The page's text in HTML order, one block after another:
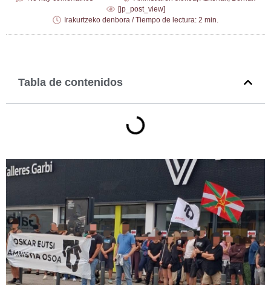
[jp_post_view]
Irakurtzeko denbora / Tiempo de lectura: 2 min.
Tabla de contenidos